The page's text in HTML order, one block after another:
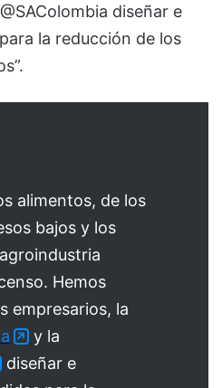
diseñar e
la reducción de los
alimentos, de los
bajos y los
Hemos
empresarios, la
y la
diseñar e